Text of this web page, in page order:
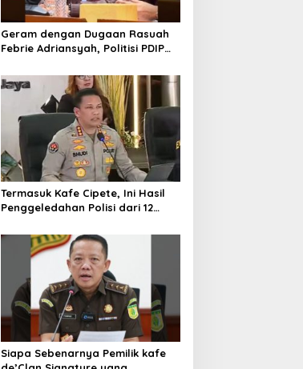
Geram dengan Dugaan Rasuah
Febrie Adriansyah, Politisi PDIP
Mati
Termasuk Kafe Cipete, Ini Hasil
Penggeledahan Polisi dari 12
Siapa Sebenarnya Pemilik kafe